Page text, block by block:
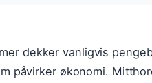
dekker vanligvis
påvirker økonomi.